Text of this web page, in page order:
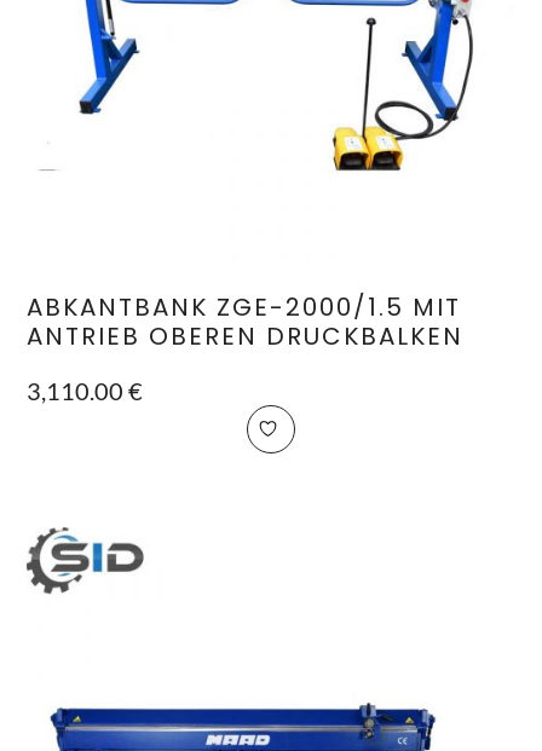
ABKANTBANK ZGE-2000/1.5 MIT
ANTRIEB OBEREN DRUCKBALKEN
3,110.00€